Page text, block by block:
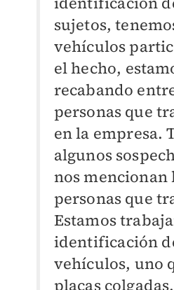
sujetos,
vehículos
el hecho,
recabando
personas que
en la empresa.
algunos
nos mencionan
personas que
Estamos
identificación
vehículos, uno
placas